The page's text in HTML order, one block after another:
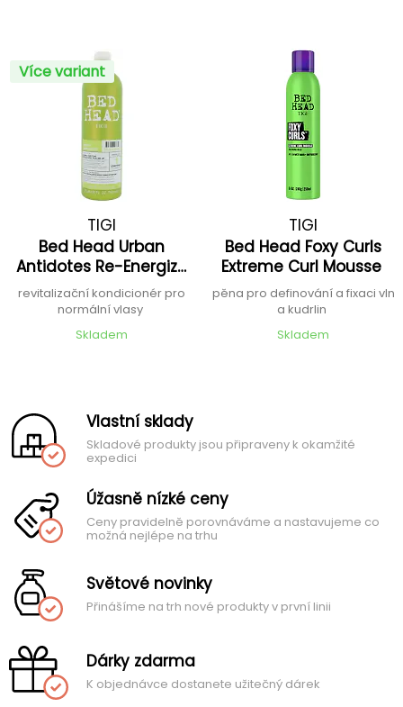
Více variant
TIGI
Bed Head Urban
Antidotes Re-Energize
Conditioner
revitalizační kondicionér pro
normální vlasy
Skladem
TIGI
Bed Head Foxy Curls
Extreme Curl Mousse
pěna pro definování a fixaci vln
a kudrlin
Skladem
Vlastní sklady
Skladové produkty jsou připraveny k okamžité
expedici
Úžasně nízké ceny
Ceny pravidelně porovnáváme a nastavujeme co
možná nejlépe na trhu
Světové novinky
Přinášíme na trh nové produkty v první linii
Dárky zdarma
K objednávce dostanete užitečný dárek